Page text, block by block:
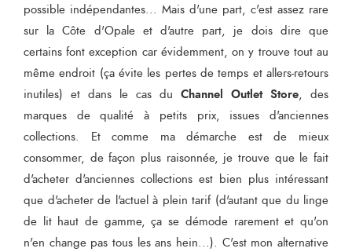
possible indépendantes... Mais d'une part, c'est assez rare
sur la Côte d'Opale et d'autre part, je dois dire que
certains font exception car évidemment, on y trouve tout au
même endroit (ça évite les pertes de temps et allers-retours
inutiles) et dans le cas du Channel Outlet Store, des
marques de qualité à petits prix, issues d'anciennes
collections. Et comme ma démarche est de mieux
consommer, de façon plus raisonnée, je trouve que le fait
d'acheter d'anciennes collections est bien plus intéressant
que d'acheter de l'actuel à plein tarif (d'autant que du linge
de lit haut de gamme, ça se démode rarement et qu'on
n'en change pas tous les ans hein...). C'est mon alternative